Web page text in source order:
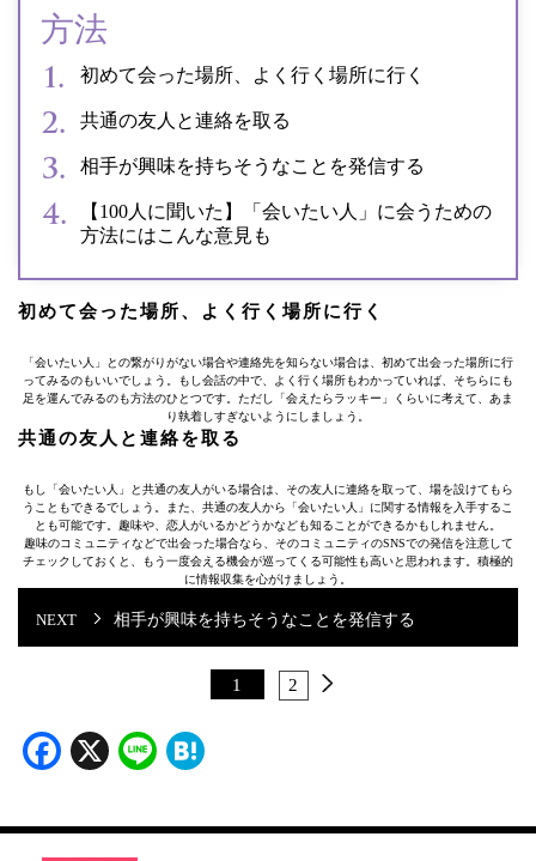
方法
初めて会った場所、よく行く場所に行く
共通の友人と連絡を取る
相手が興味を持ちそうなことを発信する
【100人に聞いた】「会いたい人」に会うための
方法にはこんな意見も
初めて会った場所、よく行く場所に行く
「会いたい人」との繋がりがない場合や連絡先を知らない場合は、初めて出会った場所に行
ってみるのもいいでしょう。もし会話の中で、よく行く場所もわかっていれば、そちらにも
足を運んでみるのも方法のひとつです。ただし「会えたらラッキー」くらいに考えて、あま
り執着しすぎないようにしましょう。
共通の友人と連絡を取る
もし「会いたい人」と共通の友人がいる場合は、その友人に連絡を取って、場を設けてもら
うこともできるでしょう。また、共通の友人から「会いたい人」に関する情報を入手するこ
とも可能です。趣味や、恋人がいるかどうかなども知ることができるかもしれません。
趣味のコミュニティなどで出会った場合なら、そのコミュニティのSNSでの発信を注意して
チェックしておくと、もう一度会える機会が巡ってくる可能性も高いと思われます。積極的
に情報収集を心がけましょう。
相手が興味を持ちそうなことを発信する
1 2
Facebook
X Line